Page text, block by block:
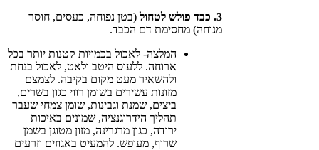
3. כבד פולש לטחול
(בטן נפוחה, כעסים, חוסר
מנוחה) מחסימת דם הכבד.
המלצה- לאכול בכמויות קטנות יותר בכל
ארוחה. ללעוס היטב ולאט, לאכול בנחת
ולהשאיר מעט מקום בקיבה. לצמצם
מזונות עשירים בשומן רווי כגון בשרים,
ביצים, שמנת וגבינות, שומן צמחי שעבר
תהליך הידרוגנציה, שמונים באיכות
ירודה, כגון מרגרינה, מזון מטוגן בשמן
שרוף, מעופש. להמעיט באגוזים וזרעים